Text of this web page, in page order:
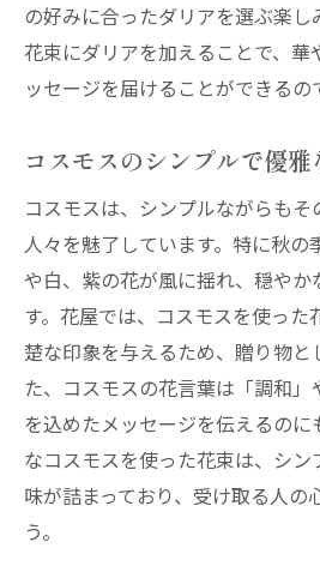
の好みに合ったダリアを選ぶ楽し
花束にダリアを加えることで、華
ッセージを届けることができるの
コスモスのシンプルで優雅
コスモスは、シンプルながらも
人々を魅了しています。特に秋の
や白、紫の花が風に揺れ、穏やか
す。花屋では、コスモスを使った
楚な印象を与えるため、贈り物と
た、コスモスの花言葉は「調和
を込めたメッセージを伝えるのに
なコスモスを使った花束は、シ
味が詰まっており、受け取る人の
う。